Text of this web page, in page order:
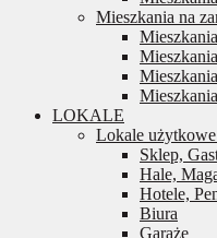
Mieszkania na
LOKALE
Lokale użytkowe
Sklep,
Hale,
Hotele,
Biura
Garaże